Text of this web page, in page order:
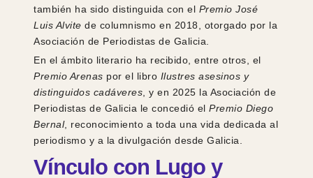
también ha sido distinguida con el Premio José
Luis Alvite de columnismo en 2018, otorgado por la
Asociación de Periodistas de Galicia.
En el ámbito literario ha recibido, entre otros, el
Premio Arenas por el libro Ilustres asesinos y
distinguidos cadáveres , y en 2025 la Asociación de
Periodistas de Galicia le concedió el Premio Diego
Bernal, reconocimiento a toda una vida dedicada al
periodismo y a la divulgación desde Galicia.
Vínculo con Lugo y